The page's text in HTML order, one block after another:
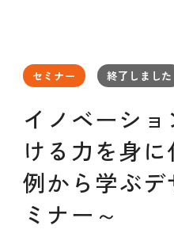
企業研修
ODCビジネス
イベント
デザインコラム
よくある質問
メンバーシップ
セミナー 終了しました
イノベーシ
ける力を身
例から学ぶ
ミナー～